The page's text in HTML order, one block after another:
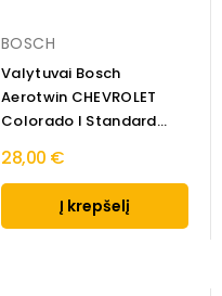
BOSCH
Valytuvai Bosch
Aerotwin CHEVROLET
Colorado I Standard
28,00 €
Į krepšelį